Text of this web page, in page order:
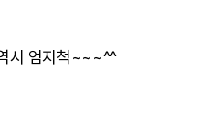
시 엄지척~~~^^